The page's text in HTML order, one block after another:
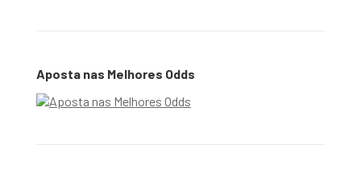
Aposta nas Melhores Odds